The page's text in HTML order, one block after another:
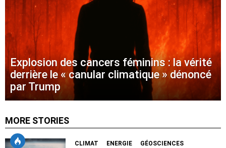
Explosion des cancers féminins : la vérité
derrière le « canular climatique » dénoncé
par Trump
MORE STORIES
CLIMAT ENERGIE
GÉOSCIENCES